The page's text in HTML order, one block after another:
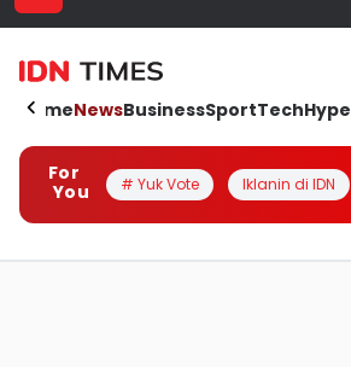
HomeNewsBusinessSportTechHype
For
You
# Yuk Vote Iklanin di IDN